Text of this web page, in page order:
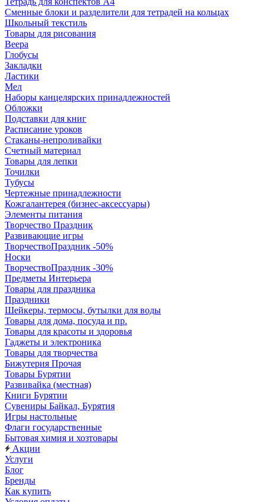
Сменные блоки и разделители для тетрадей на кольцах
Школьный текстиль
Товары для рисования
Веера
Глобусы
Закладки
Ластики
Мел
Наборы канцелярских принадлежностей
Обложки
Подставки для книг
Расписание уроков
Стаканы-непроливайки
Счетный материал
Товары для лепки
Точилки
Тубусы
Чертежные принадлежности
Кожгалантерея (бизнес-аксессуары)
Элементы питания
Творчество Праздник
Развивающие игры
ТворчествоПраздник -50%
Носки
ТворчествоПраздник -30%
Предметы Интерьера
Товары для праздника
Праздники
Шейкеры, термосы, бутылки для воды
Товары для дома, посуда и пр.
Товары для красоты и здоровья
Гаджеты и электроника
Товары для творчества
Бижутерия Прочая
Товары Бурятии
Развивайка (местная)
Книги Бурятии
Сувениры Байкал, Бурятия
Игры настольные
Флаги государственные
Бытовая химия и хозтовары
Акции
Услуги
Блог
Бренды
Как купить